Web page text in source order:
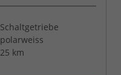
Schaltgetriebe
polarweiss
25 km